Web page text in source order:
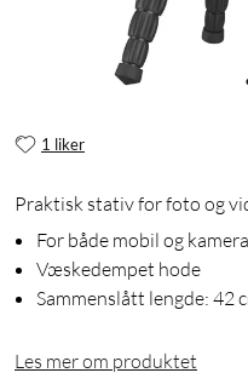
1 liker
Praktisk stativ for foto og
For både mobil og kamera
Væskedempet hode
Sammenslått lengde: 42
Les mer om produktet